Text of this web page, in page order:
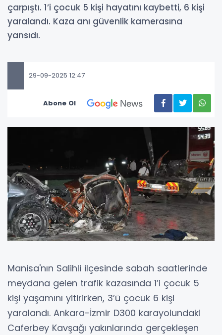
çarpıştı. 1’i çocuk 5 kişi hayatını kaybetti, 6 kişi
yaralandı. Kaza anı güvenlik kamerasına
yansıdı.
29-09-2025 12:47
Abone Ol
Manisa'nın Salihli ilçesinde sabah saatlerinde
meydana gelen trafik kazasında 1’i çocuk 5
kişi yaşamını yitirirken, 3’ü çocuk 6 kişi
yaralandı. Ankara-İzmir D300 karayolundaki
Caferbey Kavşağı yakınlarında gerçekleşen